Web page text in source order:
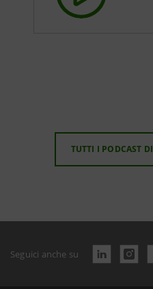
TUTTI I PODCAST
Seguici anche su